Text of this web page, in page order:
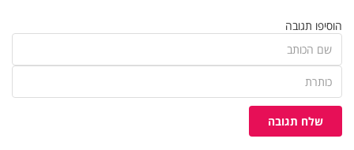
הוסיפו תגובה
שלח תגובה